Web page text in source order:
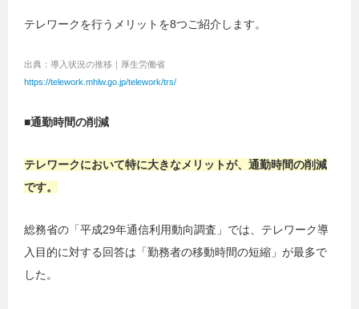
テレワークを行うメリットを8つご紹介します。
出典：導入状況の推移｜厚生労働省
https://telework.mhlw.go.jp/telework/trs/
■通勤時間の削減
テレワークにおいて特に大きなメリットが、通勤時間の削減
です。
総務省の「平成29年通信利用動向調査」では、テレワーク導
入目的に対する回答は「勤務者の移動時間の短縮」が最多で
した。